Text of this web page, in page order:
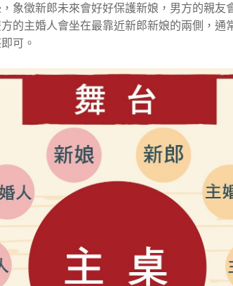
象徵新郎未來會好好保護新娘，男方的親友
的主婚人會坐在最靠近新郎新娘的兩側，通
可。